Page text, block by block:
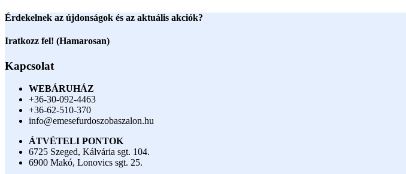
Érdekelnek az újdonságok és az aktuális akciók?
Iratkozz fel! (Hamarosan)
Kapcsolat
WEBÁRUHÁZ
+36-30-092-4463
+36-62-510-370
info@emesefurdoszobaszalon.hu
ÁTVÉTELI PONTOK
6725 Szeged, Kálvária sgt. 104.​
6900 Makó, Lonovics sgt. 25.